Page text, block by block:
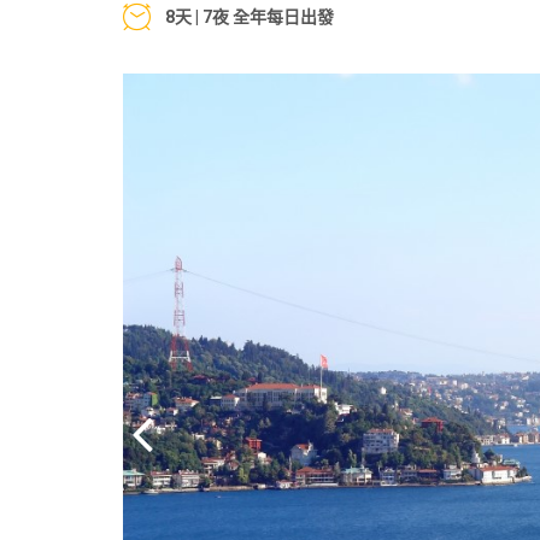
8天 | 7夜 全年每日出發
Previous